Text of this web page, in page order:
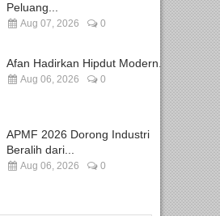
Peluang...
Aug 07, 2026 0
Afan Hadirkan Hipdut Modern...
Aug 06, 2026 0
APMF 2026 Dorong Industri
Beralih dari...
Aug 06, 2026 0